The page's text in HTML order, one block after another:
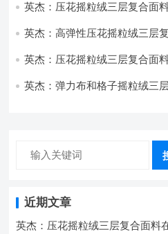
英杰：压花摇粒绒三层复合面
英杰：高弹性压花摇粒绒三层
英杰：压花摇粒绒三层复合面
英杰：弹力布和格子摇粒绒三
近期文章
英杰：压花摇粒绒三层复合面料